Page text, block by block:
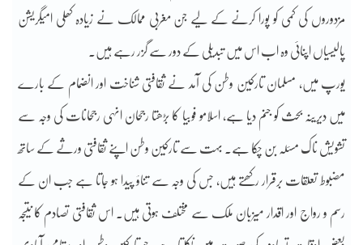
مزدوروں کی کمی کو پورا کرنے کے لیے جن مغربی ممالک نے زیادہ کھلی امیگریشن
پالیسیاں اپنائی وہ اب اس میں تبدیلی کے دور سے گزر رہے ہیں۔
یورپ میں، مسلمان تارکین وطن کی آمد نے ثقافتی شناخت اور انضمام کے بارے
میں دیرینہ بحث کو جنم دیا ہے، اسلامو فوبیا کا بڑھتا رجحان انہی رجحانات کی وجہ سے
تشویش ناک مسئلہ بن چکا ہے۔ بہت سے تارکین وطن اپنے ثقافتی ورثے کے ساتھ
مضبوط تعلقات برقرار رکھتے ہیں، جس کی وجہ سے تناؤ پیدا ہو جاتا ہے جب ان کے
رسم و رواج اور اقدار میزبان ملک سے مختلف ہوتی ہیں۔ اس ثقافتی تصادم کا نتیجہ